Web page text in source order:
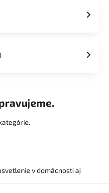
v domácnosti aj